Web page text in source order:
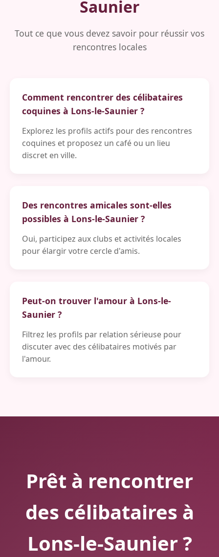
Saunier
Tout ce que vous devez savoir pour réussir vos
rencontres locales
Comment rencontrer des célibataires
coquines à Lons-le-Saunier ?
Explorez les profils actifs pour des rencontres
coquines et proposez un café ou un lieu
discret en ville.
Des rencontres amicales sont-elles
possibles à Lons-le-Saunier ?
Oui, participez aux clubs et activités locales
pour élargir votre cercle d'amis.
Peut-on trouver l'amour à Lons-le-
Saunier ?
Filtrez les profils par relation sérieuse pour
discuter avec des célibataires motivés par
l'amour.
Prêt à rencontrer
des célibataires à
Lons-le-Saunier ?